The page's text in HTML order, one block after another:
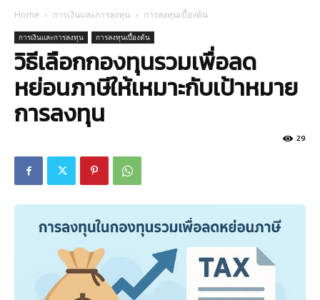
Home การเงินและการลงทุน การลงทุนเบื้องต้น
การเงินและการลงทุน การลงทุนเบื้องต้น
วิธีเลือกกองทุนรวมเพื่อลด
หย่อนภาษีให้เหมาะกับเป้าหมาย
การลงทุน
29